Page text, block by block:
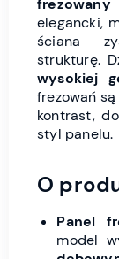
elegancki,
ściana
strukturę.
wysokiej
frezowań
kontrast,
styl panelu.
O
Panel
model